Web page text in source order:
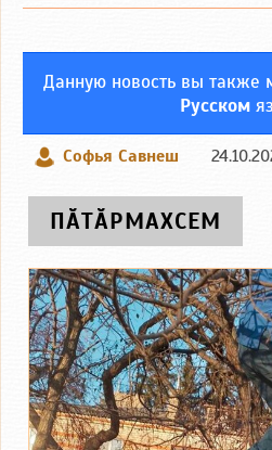
Данную новость вы также
Русском
Софья Савнеш
ПӐТӐРМАХСЕМ